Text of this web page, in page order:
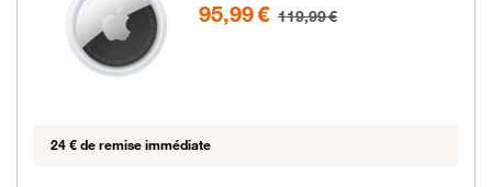
95,99 € 119,99 €
24 € de remise immédiate